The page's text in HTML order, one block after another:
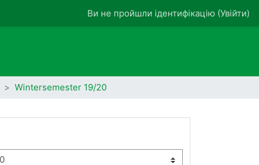
Ви не пройшли ідентифікацію (Увійти)
Wintersemester 19/20